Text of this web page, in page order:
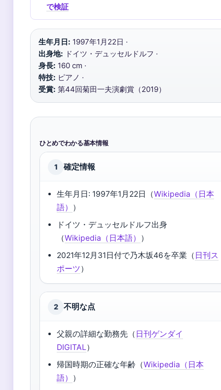
で検証
生年月日: 1997年1月22日 ·
出身地: ドイツ・デュッセルドルフ ·
身長: 160 cm ·
特技: ピアノ ·
受賞: 第44回菊田一夫演劇賞（2019）
ひとめでわかる基本情報
1 確定情報
生年月日: 1997年1月22日（Wikipedia（日本
語） ）
ドイツ・デュッセルドルフ出身
（Wikipedia（日本語） ）
2021年12月31日付で乃木坂46を卒業（ 日刊ス
ポーツ）
2 不明な点
父親の詳細な勤務先（ 日刊ゲンダイ
DIGITAL）
帰国時期の正確な年齢（Wikipedia（日本
語） ）